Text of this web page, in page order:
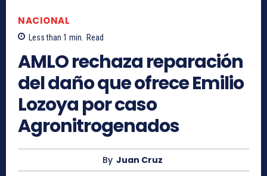
NACIONAL
Less than 1 min. Read
AMLO rechaza reparación
del daño que ofrece Emilio
Lozoya por caso
Agronitrogenados
By Juan Cruz